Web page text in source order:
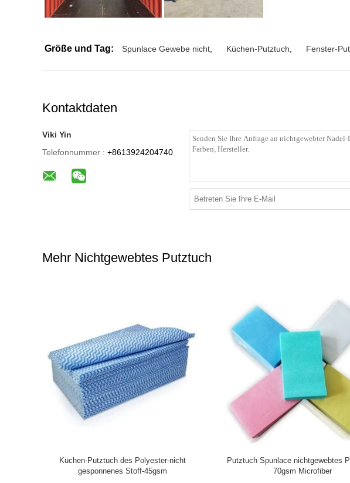
Größe und Tag: Spunlace Gewebe nicht Küchen-Putztuch Fenster-
Kontaktdaten
Viki Yin
Telefonnummer : +8613924204740
Mehr Nichtgewebtes Putztuch
Küchen-Putztuch des Polyester-nicht
gesponnenes Stoff-45gsm
Putztuch Spunlace nichtgewebtes
70gsm Microfiber